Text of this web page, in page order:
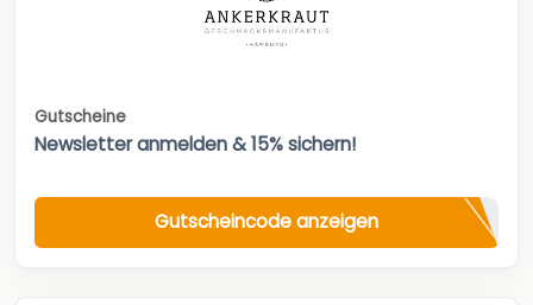
Gutscheine
Newsletter anmelden & 15% sichern!
Gutscheincode anzeigen